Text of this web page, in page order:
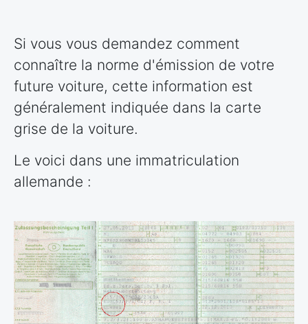
Si vous vous demandez comment
connaître la norme d'émission de votre
future voiture, cette information est
généralement indiquée dans la carte
grise de la voiture.
Le voici dans une immatriculation
allemande :